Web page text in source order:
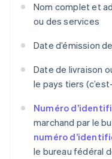
Nom complet et
ou des services
Date d’émission
Date de livraison
le pays tiers
Numéro
marchand par le
numéro
le bureau fédéral